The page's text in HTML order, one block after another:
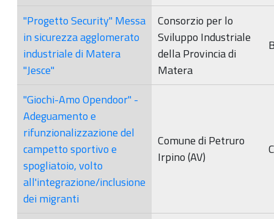
"Progetto Security" Messa
in sicurezza agglomerato
industriale di Matera
"Jesce"
Consorzio per lo
Sviluppo Industriale
della Provincia di
Matera
"Giochi-Amo Opendoor" -
Adeguamento e
rifunzionalizzazione del
campetto sportivo e
spogliatoio, volto
all'integrazione/inclusione
dei migranti
Comune di Petruro
Irpino (AV)